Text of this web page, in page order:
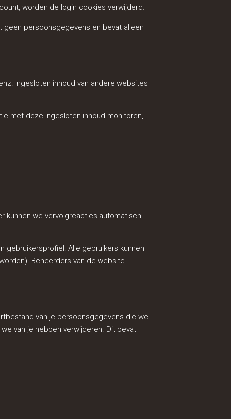
worden de login cookies verwijderd.
persoonsgegevens en bevat alleen
Ingesloten inhoud van andere websites
met deze ingesloten inhoud monitoren,
kunnen we vervolgreacties automatisch
gebruikersprofiel. Alle gebruikers kunnen
Beheerders van de website
van je persoonsgegevens die we
van je hebben verwijderen. Dit bevat